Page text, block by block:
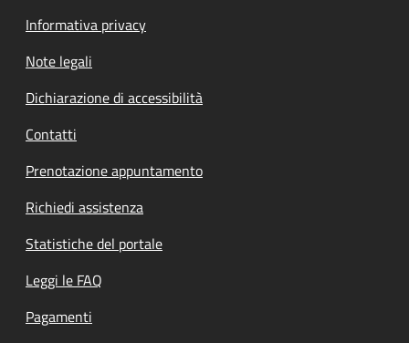
Informativa privacy
Note legali
Dichiarazione di accessibilità
Contatti
Prenotazione appuntamento
Richiedi assistenza
Statistiche del portale
Leggi le FAQ
Pagamenti